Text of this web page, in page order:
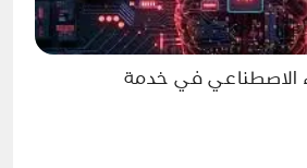
الاصطناعي في خدمة